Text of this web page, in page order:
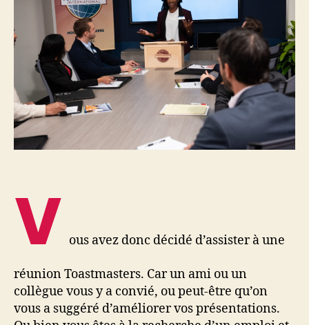
V ous avez donc décidé d’assister à une
réunion Toastmasters. Car un ami ou un
collègue vous y a convié, ou peut-être qu’on
vous a suggéré d’améliorer vos présentations.